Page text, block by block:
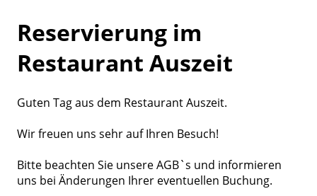
Reservierung im
Restaurant Auszeit
Guten Tag aus dem Restaurant Auszeit.
Wir freuen uns sehr auf Ihren Besuch!
Bitte beachten Sie unsere AGB`s und informieren
uns bei Änderungen Ihrer eventuellen Buchung.